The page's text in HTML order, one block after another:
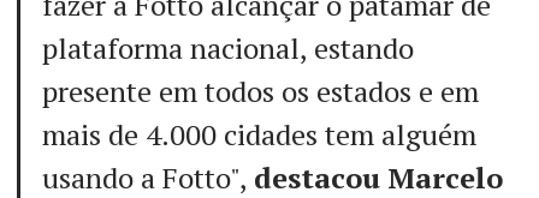
plataforma nacional, estando
presente em todos os estados e em
mais de 4.000 cidades tem alguém
usando a Fotto", destacou Marcelo